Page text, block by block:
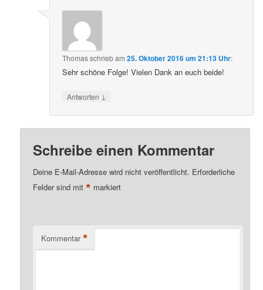
Thomasschriebam25. Oktober 2016 um 21:13 Uhr:
Sehr schöne Folge! Vielen Dank an euch beide!
Antworten ↓
Schreibe einen Kommentar
Deine E-Mail-Adresse wird nicht veröffentlicht. Erforderliche
Felder sind mit* markiert
Kommentar *